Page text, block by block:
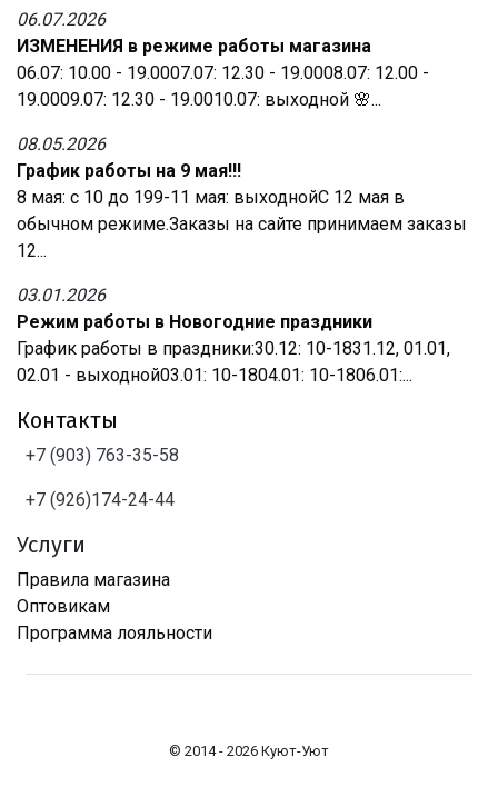
06.07.2026
ИЗМЕНЕНИЯ в режиме работы магазина
06.07: 10.00 - 19.0007.07: 12.30 - 19.0008.07: 12.00 -
19.0009.07: 12.30 - 19.0010.07: выходной 🌸...
08.05.2026
График работы на 9 мая!!!
8 мая: с 10 до 199-11 мая: выходнойС 12 мая в
обычном режиме.Заказы на сайте принимаем заказы
12...
03.01.2026
Режим работы в Новогодние праздники
График работы в праздники:30.12: 10-1831.12, 01.01,
02.01 - выходной03.01: 10-1804.01: 10-1806.01:...
Контакты
+7 (903) 763-35-58
+7 (926)174-24-44
Услуги
Правила магазина
Оптовикам
Программа лояльности
© 2014 - 2026 Куют-Уют